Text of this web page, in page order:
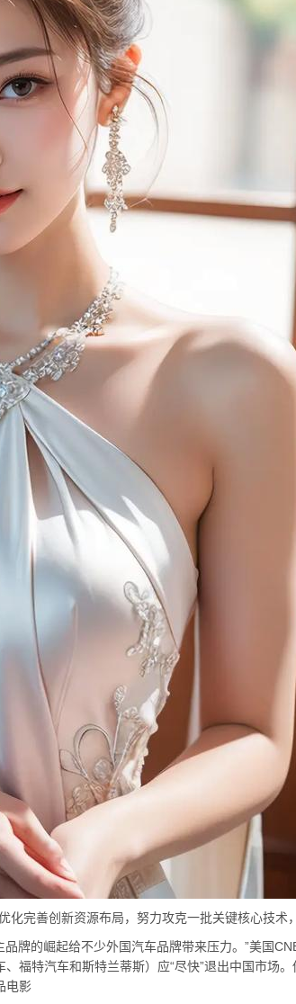
完善创新资源布局，努力攻克一批关键核心技术
的崛起给不少外国汽车品牌带来压力。”美国
福特汽车和斯特兰蒂斯）应“尽快”退出中国市场
电影